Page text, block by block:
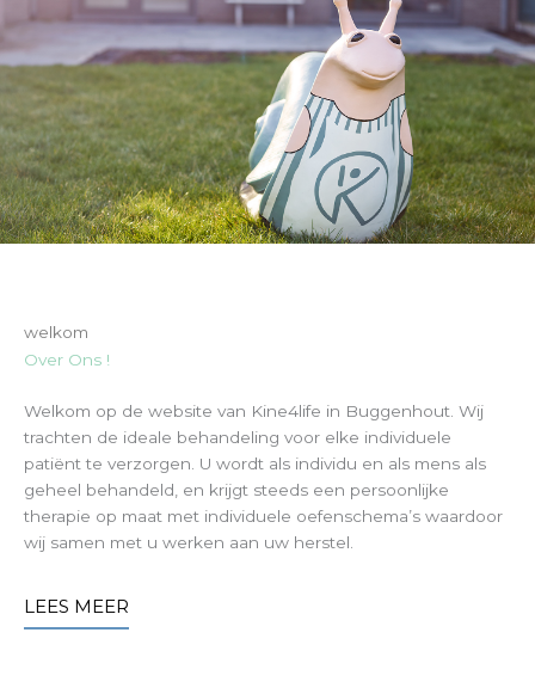
welkom
Over Ons !
Welkom op de website van Kine4life in Buggenhout. Wij
trachten de ideale behandeling voor elke individuele
patiënt te verzorgen. U wordt als individu en als mens als
geheel behandeld, en krijgt steeds een persoonlijke
therapie op maat met individuele oefenschema’s waardoor
wij samen met u werken aan uw herstel.
LEES MEER